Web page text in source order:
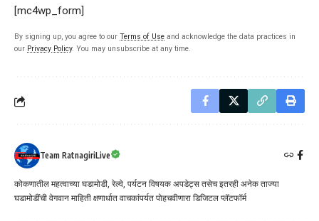
[mc4wp_form]
By signing up, you agree to our Terms of Use and acknowledge the data practices in
our Privacy Policy. You may unsubscribe at any time.
Team RatnagiriLive
कोकणातील महत्वाच्या घडामोडी, रेल्वे, पर्यटन विषयक अपडेट्स तसेच इतरही अनेक ताज्या
घडामोडींची वेगवान माहिती क्षणार्धात वाचकांपर्यत पोहचवीणारा डिजिटल प्लॅटफॉर्म